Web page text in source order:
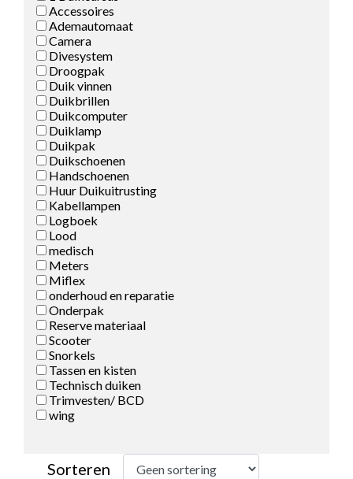
Accessoires
Ademautomaat
Camera
Divesystem
Droogpak
Duik vinnen
Duikbrillen
Duikcomputer
Duiklamp
Duikpak
Duikschoenen
Handschoenen
Huur Duikuitrusting
Kabellampen
Logboek
Lood
medisch
Meters
Miflex
onderhoud en reparatie
Onderpak
Reserve materiaal
Scooter
Snorkels
Tassen en kisten
Technisch duiken
Trimvesten/ BCD
wing
Sorteren